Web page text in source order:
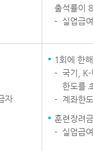
출석률이
실업급
자
1회에 한
국기, K-
한도를
계좌한
훈련장려
실업급